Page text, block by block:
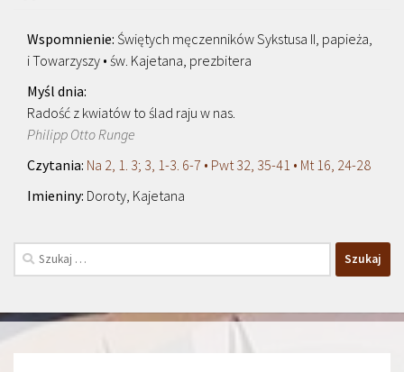
Świętych męczenników Sykstusa II, papieża,
i Towarzyszy • św. Kajetana, prezbitera
Radość z kwiatów to ślad raju w nas.
Philipp Otto Runge
Na 2, 1. 3; 3, 1-3. 6-7 • Pwt 32, 35-41 • Mt 16, 24-28
Doroty, Kajetana
Szukaj: